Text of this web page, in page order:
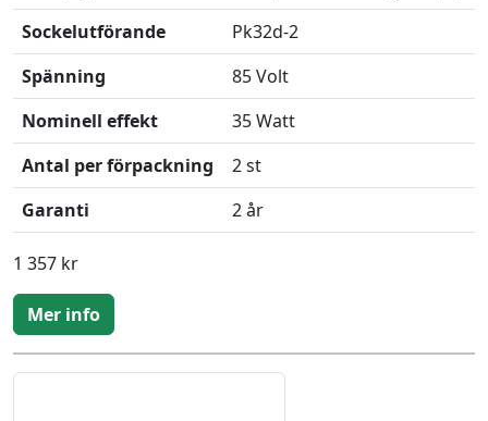
Sockelutförande
Pk32d-2
Spänning
85 Volt
Nominell effekt
35 Watt
Antal per förpackning
2 st
Garanti
2 år
1 357 kr
Mer info